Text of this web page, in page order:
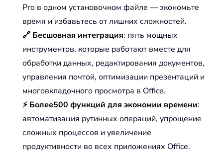
Pro в одном установочном файле — экономьте
время и избавьтесь от лишних сложностей.
🔗 Бесшовная интеграция: пять мощных
инструментов, которые работают вместе для
обработки данных, редактирования документов,
управления почтой, оптимизации презентаций и
многовкладочного просмотра в Office.
⚡ Более500 функций для экономии времени:
автоматизация рутинных операций, упрощение
сложных процессов и увеличение
продуктивности во всех приложениях Office.